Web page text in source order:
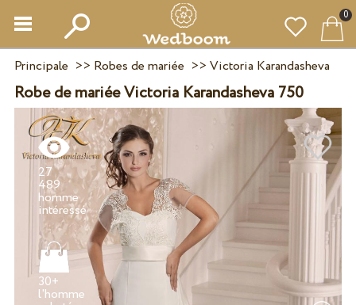
0
Principale >> Robes de mariée >> Victoria Karandasheva
Robe de mariée Victoria Karandasheva 750
27
489
homme
intéressé
30+
l'homme